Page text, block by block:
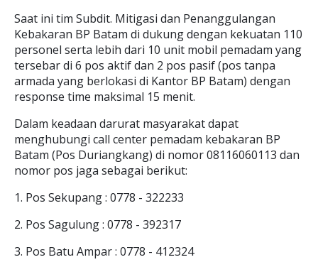
Saat ini tim Subdit. Mitigasi dan Penanggulangan
Kebakaran BP Batam di dukung dengan kekuatan 110
personel serta lebih dari 10 unit mobil pemadam yang
tersebar di 6 pos aktif dan 2 pos pasif (pos tanpa
armada yang berlokasi di Kantor BP Batam) dengan
response time maksimal 15 menit.
Dalam keadaan darurat masyarakat dapat
menghubungi call center pemadam kebakaran BP
Batam (Pos Duriangkang) di nomor 08116060113 dan
nomor pos jaga sebagai berikut:
1. Pos Sekupang : 0778 - 322233
2. Pos Sagulung : 0778 - 392317
3. Pos Batu Ampar : 0778 - 412324